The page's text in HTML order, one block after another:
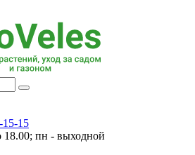
15-15
18.00; пн - выходной